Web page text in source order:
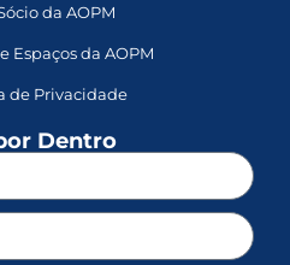
da AOPM
Espaços da AOPM
de Privacidade
Dentro